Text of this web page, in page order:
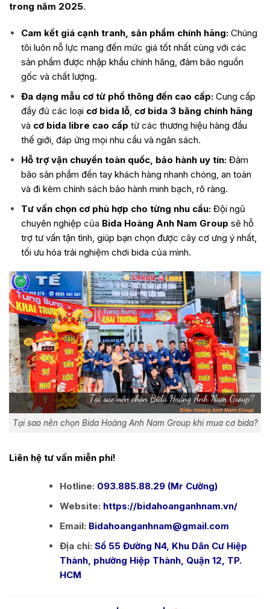
trong năm 2025.
Cam kết giá cạnh tranh, sản phẩm chính hãng:Chúng
tôi luôn nỗ lực mang đến mức giá tốt nhất cùng với các
sản phẩm được nhập khẩu chính hãng, đảm bảo nguồn
gốc và chất lượng.
Đa dạng mẫu cơ từ phổ thông đến cao cấp: Cung cấp
đầy đủ các loại cơ bida lỗ, cơ bida 3 băng chính hãng
và cơ bida libre cao cấp từ các thương hiệu hàng đầu
thế giới, đáp ứng mọi nhu cầu và ngân sách.
Hỗ trợ vận chuyển toàn quốc, bảo hành uy tín:Đảm
bảo sản phẩm đến tay khách hàng nhanh chóng, an toàn
và đi kèm chính sách bảo hành minh bạch, rõ ràng.
Tư vấn chọn cơ phù hợp cho từng nhu cầu:Đội ngũ
chuyên nghiệp của Bida Hoàng Anh Nam Group sẽ hỗ
trợ tư vấn tận tình, giúp bạn chọn được cây cơ ưng ý nhất,
tối ưu hóa trải nghiệm chơi bida của mình.
Tại sao nên chọn Bida Hoàng Anh Nam Group khi mua cơ bida?
Liên hệ tư vấn miễn phí!
Hotline: 093.885.88.29 (Mr Cường)
Website: https://bidahoanganhnam.vn/
Email: Bidahoanganhnam@gmail.com
Địa chỉ: Số 55 Đường N4, Khu Dân Cư Hiệp
Thành, phường Hiệp Thành, Quận 12, TP.
HCM